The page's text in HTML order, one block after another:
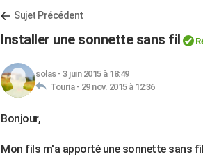
Sujet Précédent
Installer une sonnette sans fil
solas- 3 juin 2015 à 18:49
Touria - 29 nov. 2015 à 12:36
Bonjour,
Mon fils m'a apporté une sonnette sans